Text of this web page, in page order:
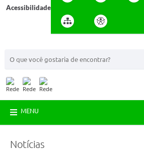
Acessibilidade
MENU
Notícias